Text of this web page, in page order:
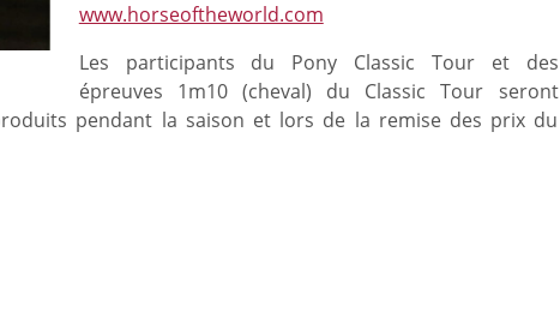
www.horseoftheworld.com
Les participants du Pony Classic Tour et des
épreuves 1m10 (cheval) du Classic Tour seront
pendant la saison et lors de la remise des prix du